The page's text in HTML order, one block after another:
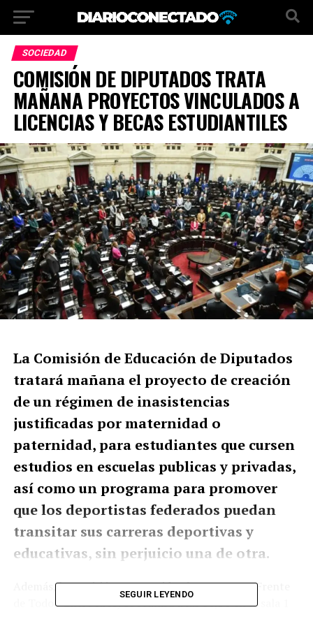
SOCIEDAD
COMISIÓN DE DIPUTADOS TRATA
MAÑANA PROYECTOS VINCULADOS A
LICENCIAS Y BECAS ESTUDIANTILES
La Comisión de Educación de Diputados
tratará mañana el proyecto de creación
de un régimen de inasistencias
justificadas por maternidad o
paternidad, para estudiantes que cursen
estudios en escuelas publicas y privadas,
así como un programa para promover
que los deportistas federados puedan
transitar sus carreras deportivas y
educativas, sin perjuicio una de otra.
Además, la comisión que preside Blanca Osuna (Frente
de Todos-Entre Ríos) se reunirá a las 10,30 en la sala 1
SEGUIR LEYENDO